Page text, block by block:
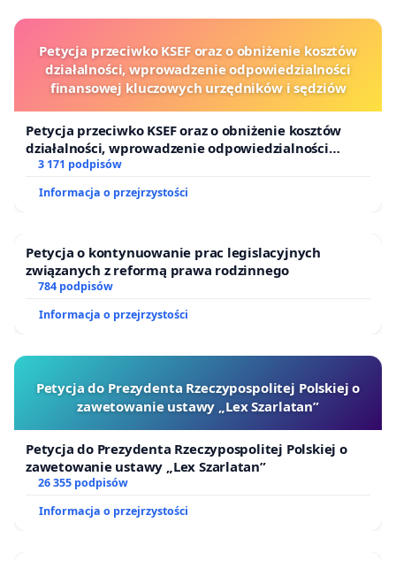
Petycja przeciwko KSEF oraz o obniżenie kosztów
działalności, wprowadzenie odpowiedzialności
finansowej kluczowych urzędników i sędziów
Petycja przeciwko KSEF oraz o obniżenie kosztów
działalności, wprowadzenie odpowiedzialności
finansowej kluczowych urzędników i sędziów
3 171 podpisów
Informacja o przejrzystości
Petycja o kontynuowanie prac legislacyjnych
związanych z reformą prawa rodzinnego
784 podpisów
Informacja o przejrzystości
Petycja do Prezydenta Rzeczypospolitej Polskiej o
zawetowanie ustawy „Lex Szarlatan”
Petycja do Prezydenta Rzeczypospolitej Polskiej o
zawetowanie ustawy „Lex Szarlatan”
26 355 podpisów
Informacja o przejrzystości